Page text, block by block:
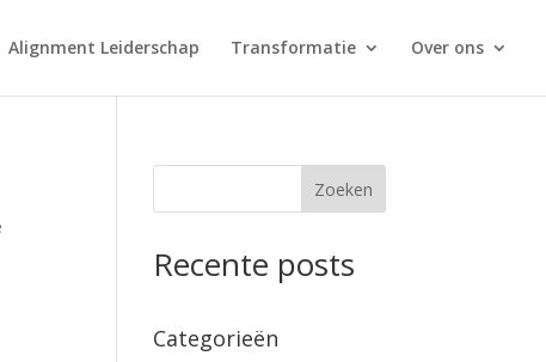
Alignment Leiderschap Transformatie Over ons
Zoeken
Recente posts
Categorieën